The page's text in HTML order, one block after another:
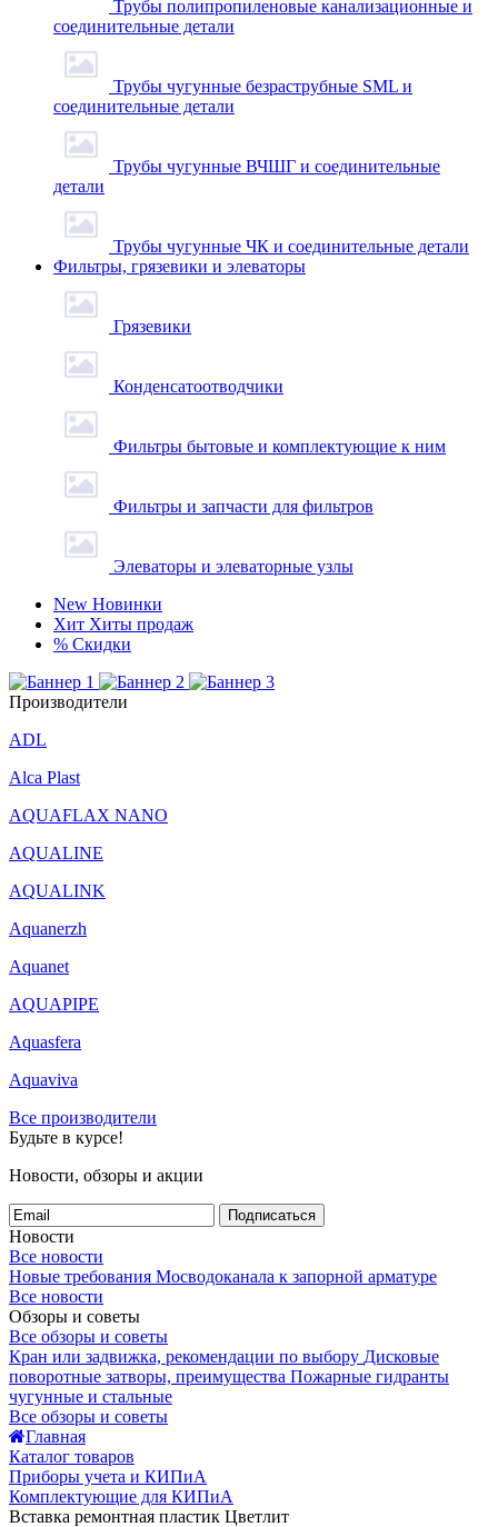
Трубы полипропиленовые канализационные и
соединительные детали
Трубы чугунные безраструбные SML и
соединительные детали
Трубы чугунные ВЧШГ и соединительные
детали
Трубы чугунные ЧК и соединительные детали
Фильтры, грязевики и элеваторы
Грязевики
Конденсатоотводчики
Фильтры бытовые и комплектующие к ним
Фильтры и запчасти для фильтров
Элеваторы и элеваторные узлы
New Новинки
Хит Хиты продаж
% Скидки
Производители
ADL
Alca Plast
AQUAFLAX NANO
AQUALINE
AQUALINK
Aquanerzh
Aquanet
AQUAPIPE
Aquasfera
Aquaviva
Все производители
Будьте в курсе!
Новости, обзоры и акции
Подписаться
Новости
Все новости
Новые требования Мосводоканала к запорной арматуре
Все новости
Обзоры и советы
Все обзоры и советы
Кран или задвижка, рекомендации по выбору Дисковые
поворотные затворы, преимущества Пожарные гидранты
чугунные и стальные
Все обзоры и советы
Главная
Каталог товаров
Приборы учета и КИПиА
Комплектующие для КИПиА
Вставка ремонтная пластик Цветлит